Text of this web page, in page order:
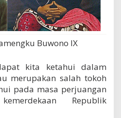
Buwono IX
kita ketahui dalam
merupakan salah tokoh
pada masa perjuangan
Republik